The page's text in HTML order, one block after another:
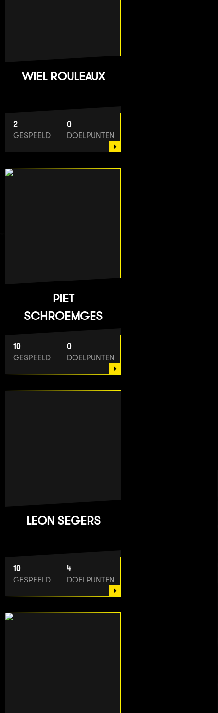
WIEL ROULEAUX
2
GESPEELD
0
DOELPUNTEN
PIET
SCHROEMGES
10
GESPEELD
0
DOELPUNTEN
LEON SEGERS
10
GESPEELD
4
DOELPUNTEN